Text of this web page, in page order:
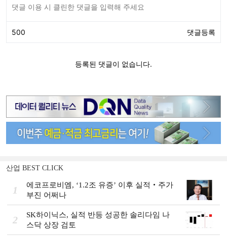
산업 BEST CLICK
1
에코프로비엠, ‘1.2조 유증’ 이후 실적‧주가
부진 어쩌나
2
SK하이닉스, 실적 반등 성공한 솔리다임 나
스닥 상장 검토